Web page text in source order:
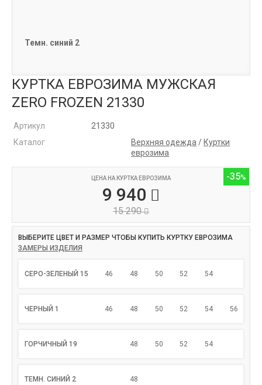
Темн. синий 2
КУРТКА ЕВРОЗИМА МУЖСКАЯ
ZERO FROZEN 21330
Артикул
21330
Каталог
Верхняя одежда / Куртки
еврозима
-35
ЦЕНА НА КУРТКА ЕВРОЗИМА
9 940
15 290
ВЫБЕРИТЕ ЦВЕТ И РАЗМЕР ЧТОБЫ КУПИТЬ КУРТКУ ЕВРОЗИМА
ЗАМЕРЫ ИЗДЕЛИЯ
СЕРО-ЗЕЛЕНЫЙ 15 46 48 50 52 54
ЧЕРНЫЙ 1 46 48 50 52 54 56
ГОРЧИЧНЫЙ 19 48 50 52 54
ТЕМН. СИНИЙ 2 48